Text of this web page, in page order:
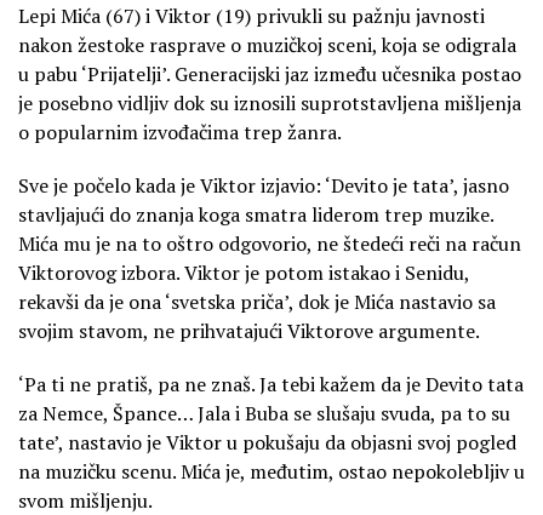
Lepi Mića (67) i Viktor (19) privukli su pažnju javnosti
nakon žestoke rasprave o muzičkoj sceni, koja se odigrala
u pabu ‘Prijatelji’. Generacijski jaz između učesnika postao
je posebno vidljiv dok su iznosili suprotstavljena mišljenja
o popularnim izvođačima trep žanra.
Sve je počelo kada je Viktor izjavio: ‘Devito je tata’, jasno
stavljajući do znanja koga smatra liderom trep muzike.
Mića mu je na to oštro odgovorio, ne štedeći reči na račun
Viktorovog izbora. Viktor je potom istakao i Senidu,
rekavši da je ona ‘svetska priča’, dok je Mića nastavio sa
svojim stavom, ne prihvatajući Viktorove argumente.
‘Pa ti ne pratiš, pa ne znaš. Ja tebi kažem da je Devito tata
za Nemce, Špance… Jala i Buba se slušaju svuda, pa to su
tate’, nastavio je Viktor u pokušaju da objasni svoj pogled
na muzičku scenu. Mića je, međutim, ostao nepokolebljiv u
svom mišljenju.